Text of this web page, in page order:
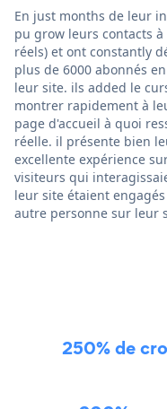
En just months de leur
pu grow leurs contacts
réels) et ont constantly
plus de 6000 abonnés
leur site. ils added le
montrer rapidement à
page d'accueil à quoi
réelle. il présente bien
excellente expérience
visiteurs qui
leur site étaient
autre personne sur leur
250% de